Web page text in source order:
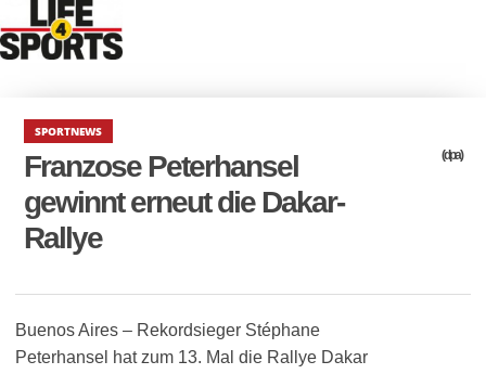
SPORTNEWS
Franzose Peterhansel
gewinnt erneut die Dakar-
Rallye
(dpa)
Buenos Aires – Rekordsieger Stéphane
Peterhansel hat zum 13. Mal die Rallye Dakar